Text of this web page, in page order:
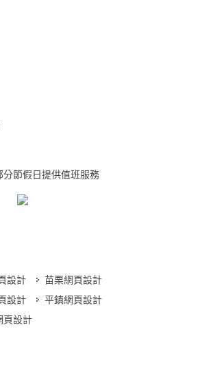
節假日提供值班服務
設計
苗栗網頁設計
設計
平鎮網頁設計
頁設計